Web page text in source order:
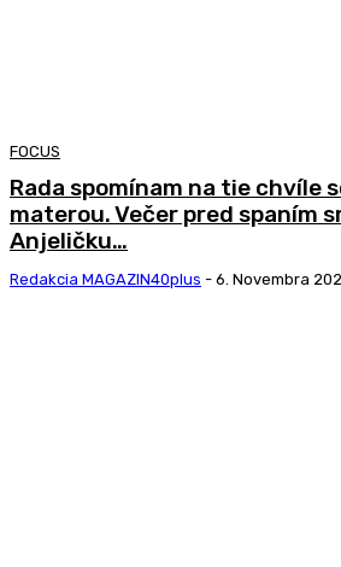
FOCUS
Rada spomínam na tie chvíle
materou. Večer pred spaním
Anjeličku…
Redakcia MAGAZIN40plus - 6. Novembra